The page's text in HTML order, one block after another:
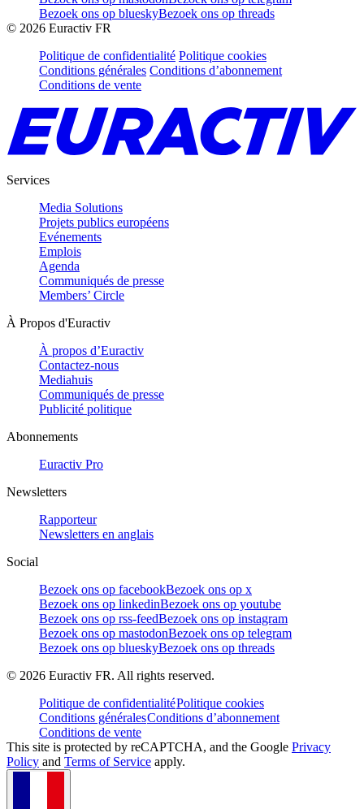
Bezoek ons op blueskyBezoek ons op threads
© 2026 Euractiv FR
Politique de confidentialité Politique cookies
Conditions générales Conditions d’abonnement
Conditions de vente
Services
Media Solutions
Projets publics européens
Evénements
Emplois
Agenda
Communiqués de presse
Members’ Circle
À Propos d'Euractiv
À propos d’Euractiv
Contactez-nous
Mediahuis
Communiqués de presse
Publicité politique
Abonnements
Euractiv Pro
Newsletters
Rapporteur
Newsletters en anglais
Social
Bezoek ons op facebookBezoek ons op x
Bezoek ons op linkedinBezoek ons op youtube
Bezoek ons op rss-feedBezoek ons op instagram
Bezoek ons op mastodonBezoek ons op telegram
Bezoek ons op blueskyBezoek ons op threads
© 2026 Euractiv FR. All rights reserved.
Politique de confidentialitéPolitique cookies
Conditions généralesConditions d’abonnement
Conditions de vente
This site is protected by reCAPTCHA, and the Google Privacy
Policy and Terms of Service apply.